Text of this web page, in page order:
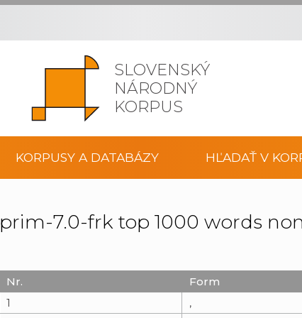
SLOVENSKÝ
NÁRODNÝ
KORPUS
KORPUSY A DATABÁZY HĽADAŤ V
prim-7.0-frk top 1000 words
Nr. Form
1
,